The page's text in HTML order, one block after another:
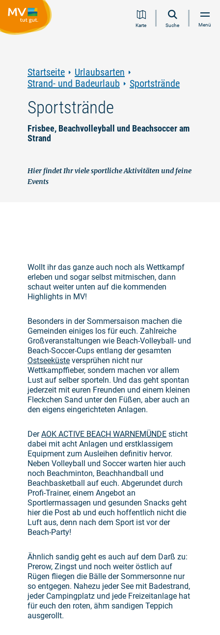
Inhalt
Navigation
Volltextsuche
FooterKarte Suche Menü
Startseite
Urlaubsarten
Strand- und Badeurlaub
Sportstrände
Sportstrände
Frisbee, Beachvolleyball und Beachsoccer am
Strand
Hier findet Ihr viele sportliche Aktivitäten und feine
Events
Wollt ihr das ganze auch noch als Wettkampf
erleben und sogar selbst mitmischen, dann
schaut weiter unten auf die kommenden
Highlights in MV!
Besonders in der Sommersaison machen die
Gemeinden einiges los für euch. Zahlreiche
Großveranstaltungen wie Beach-Volleyball- und
Beach-Soccer-Cups entlang der gesamten
Ostseeküste versprühen nicht nur
Wettkampffieber, sondern machen vor allem
Lust auf selber sporteln. Und das geht spontan
jederzeit mit euren Freunden und einem kleinen
Fleckchen Sand unter den Füßen, aber auch an
den eigens eingerichteten Anlagen.
DerAOK ACTIVE BEACH WARNEMÜNDE sticht
dabei mit acht Anlagen und erstklassigem
Equipment zum Ausleihen definitiv hervor.
Neben Volleyball und Soccer warten hier auch
noch Beachminton, Beachhandball und
Beachbasketball auf euch. Abgerundet durch
Profi-Trainer, einem Angebot an
Sportlermassagen und gesunden Snacks geht
hier die Post ab und euch hoffentlich nicht die
Luft aus, denn nach dem Sport ist vor der
Beach-Party!
Ähnlich sandig geht es auch auf dem Darß zu:
Prerow, Zingst und noch weiter östlich auf
Rügen fliegen die Bälle der Sommersonne nur
so entgegen. Nahezu jeder See mit Badestrand,
jeder Campingplatz und jede Freizeitanlage hat
für euch den roten, ähm sandigen Teppich
ausgerollt.